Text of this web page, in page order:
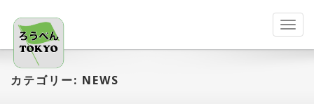
カテゴリー: NEWS